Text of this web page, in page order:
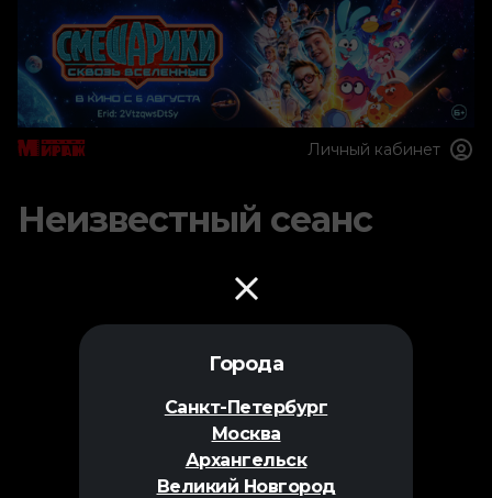
Города
Санкт-Петербург
Москва
Архангельск
Великий Новгород
Личный кабинет
Неизвестный сеанс